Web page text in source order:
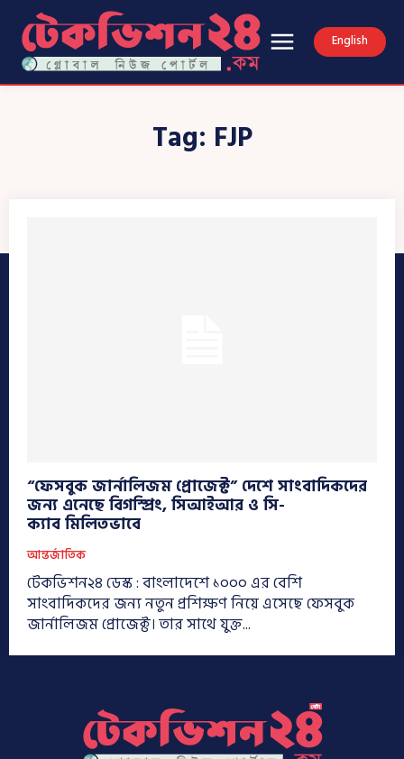
English
Tag: FJP
“ফেসবুক জার্নালিজম প্রোজেক্ট” দেশে সাংবাদিকদের
জন্য এনেছে বিগস্প্রিং, সিআইআর ও সি-
ক্যাব মিলিতভাবে
আন্তর্জাতিক
টেকভিশন২৪ ডেস্ক : বাংলাদেশে ১০০০ এর বেশি
সাংবাদিকদের জন্য নতুন প্রশিক্ষণ নিয়ে এসেছে ফেসবুক
জার্নালিজম প্রোজেক্ট। তার সাথে যুক্ত...